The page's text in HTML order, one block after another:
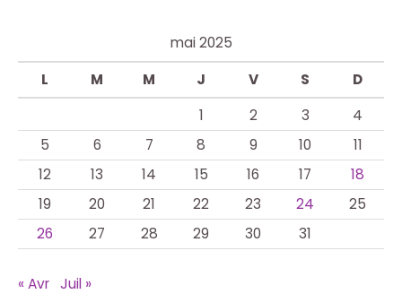
mai 2025
L
M M J V S
D
1
2 3
4
5
6 7 8 9 10
11
12
13 14 15 16 17
18
19
20 21 22 23 24
25
26
27 28 29 30 31
« Avr Juil »